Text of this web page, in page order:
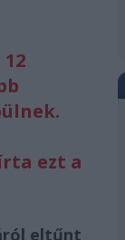
ezt a
eltűnt